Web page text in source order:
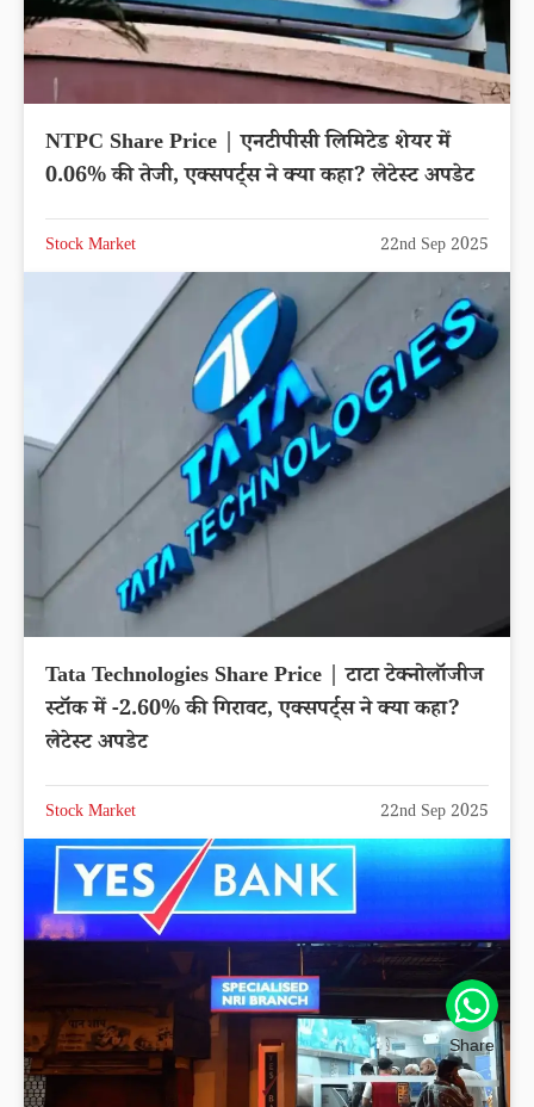
NTPC Share Price | एनटीपीसी लिमिटेड शेयर में
0.06% की तेजी, एक्सपर्ट्स ने क्या कहा? लेटेस्ट अपडेट
Stock Market 22nd Sep 2025
Tata Technologies Share Price | टाटा टेक्नोलॉजीज
स्टॉक में -2.60% की गिरावट, एक्सपर्ट्स ने क्या कहा?
लेटेस्ट अपडेट
Stock Market 22nd Sep 2025
Share